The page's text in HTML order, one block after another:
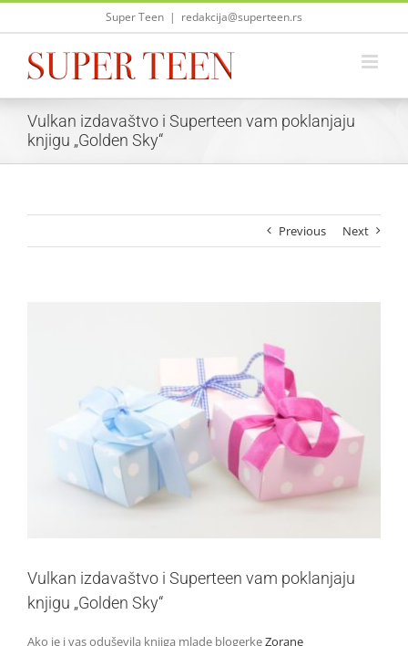
Skip
Super Teen | redakcija@superteen.rs
Vulkan izdavaštvo i Superteen vam poklanjaju
knjigu „Golden Sky“
Previous Next
Vulkan izdavaštvo i Superteen vam poklanjaju
knjigu „Golden Sky“
Ako je i vas oduševila knjiga mlade blogerkeZorane